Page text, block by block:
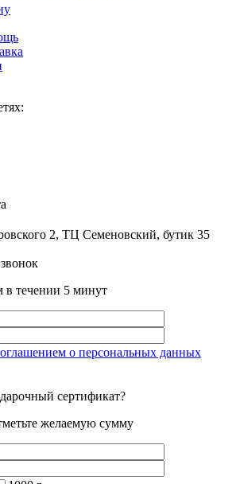
2, ТЦ Семеновский, бутик 35
течении 5 минут
о персональных данных
сертификат?
желаемую сумму